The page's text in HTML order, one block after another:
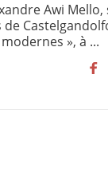
Awi
», à ...